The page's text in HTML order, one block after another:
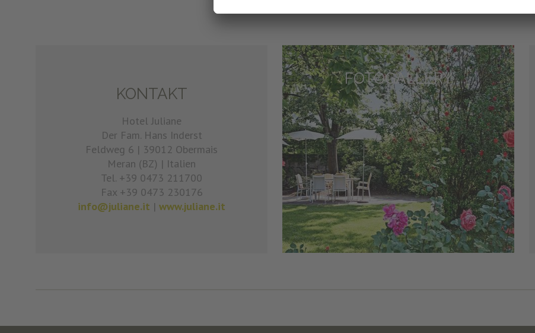
KONTAKT
Hotel Juliane
Der Fam. Hans Inderst
Feldweg 6 | 39012 Obermais
Meran (BZ) | Italien
Tel. +39 0473 211700
Fax +39 0473 230176
info@juliane.it |www.juliane.it
FOTOGALLERY